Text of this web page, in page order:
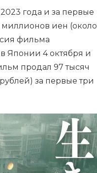
года и за первые
миллионов иен (около
фильма
Японии 4 октября и
продал 97 тысяч
за первые три